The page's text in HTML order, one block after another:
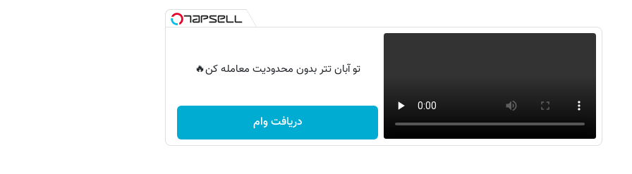
تو آبان تتر بدون محدودیت معامله کن🔥
دریافت وام